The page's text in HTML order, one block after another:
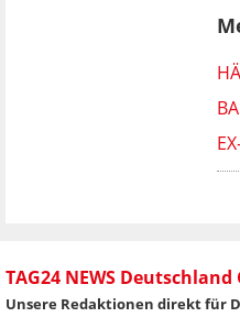
TAG24 NEWS Deutschland
Unsere Redaktionen direkt für